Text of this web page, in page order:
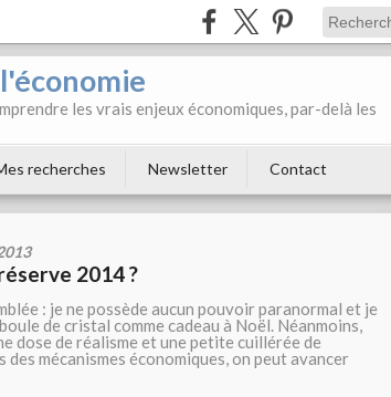
les vrais enjeux économiques, par-delà les
recherches Newsletter Contact
2014 ?
: je ne possède aucun pouvoir paranormal et je
de cristal comme cadeau à Noël. Néanmoins,
dose de réalisme et une petite cuillérée de
des mécanismes économiques, on peut avancer